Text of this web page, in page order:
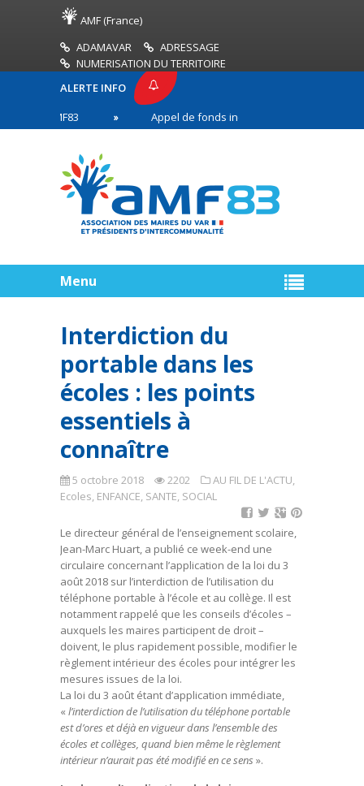
AMF (France)
ADAMAVAR
ADRESSAGE
NUMERISATION DU TERRITOIRE
ALERTE INFO
Appel de fonds incendies de forêt
première ligne
Menu
Interdiction du
portable dans les
écoles : les points
essentiels à
connaître
5 octobre 2018 2202 AU FIL DE L'ACTU,
Ecoles, ENFANCE, SANTE, SOCIAL
Le directeur général de l’enseignement scolaire,
Jean-Marc Huart, a publié ce week-end une
circulaire concernant l’application de la loi du 3
août 2018 sur l’interdiction de l’utilisation du
téléphone portable à l’école et au collège. Il est
notamment rappelé que les conseils d’écoles –
auxquels les maires participent de droit –
doivent, le plus rapidement possible, modifier le
règlement intérieur des écoles pour intégrer les
mesures issues de la loi.
La loi du 3 août étant d’application immédiate,
« l’interdiction de l’utilisation du téléphone portable
est d’ores et déjà en vigueur dans l’ensemble des
écoles et collèges, quand bien même le règlement
intérieur n’aurait pas été modifié en ce sens ».